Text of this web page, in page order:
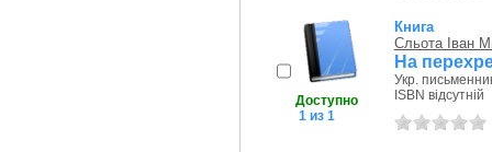
Доступно
1 из 1
Книга
Сльота Іван
На
Укр.
ISBN відсутній